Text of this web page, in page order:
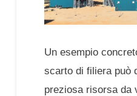
Un esempio
scarto di filiera può
preziosa risorsa da